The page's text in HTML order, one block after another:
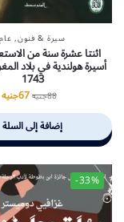
سيرة & فنون,عام
اثنتا عشرة سنة من
1743
88جنيه67جنيه
إضافة إلى السلة
-33%